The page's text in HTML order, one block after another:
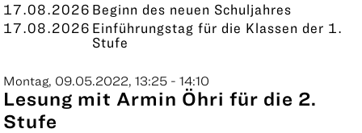
17.08.2026 Beginn des neuen Schuljahres
17.08.2026 Einführungstag für die Klassen der 1.
Stufe
Montag, 09.05.2022, 13:25 - 14:10
Lesung mit Armin Öhri für die 2.
Stufe